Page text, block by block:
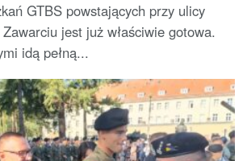
GTBS powstających przy ulicy
jest już właściwie gotowa.
idą pełną...